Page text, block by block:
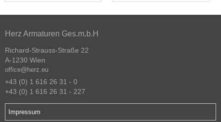
Herz Armaturen Ges.m.b.H
Richard-Strauss-Straße 22
A-1230 Wien
office@herz.eu
+43 (0) 1 616 26 31 - 0
+43 (0) 1 616 26 31 - 227
Impressum